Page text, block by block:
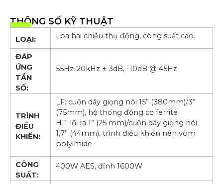
THÔNG SỐ KỸ THUẬT
LOẠI: Loa hai chiều thụ động, công suất cao
ĐÁP
ỨNG
TẦN
SỐ:
55Hz-20kHz ± 3dB, -10dB @ 45Hz
TRÌNH
ĐIỀU
KHIỂN:
LF: cuộn dây giọng nói 15” (380mm)/3”
(75mm), hệ thống động cơ ferrite
HF: lối ra 1” (25 mm)/cuộn dây giọng nói
1,7” (44mm), trình điều khiển nén vòm
polyimide
CÔNG
SUẤT:
400W AES, đỉnh 1600W